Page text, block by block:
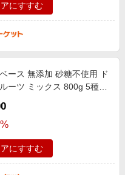
にすすむ
ース 無添加 砂糖不使用 ド
ーツ ミックス 800g 5種
レーズン トンプソンレー
にすすむ